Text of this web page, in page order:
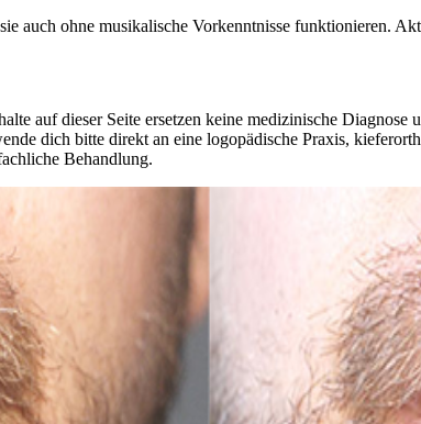
auch ohne musikalische Vorkenntnisse funktionieren.
auf dieser Seite ersetzen keine medizinische Diagnose
dich bitte direkt an eine logopädische Praxis,
Behandlung.